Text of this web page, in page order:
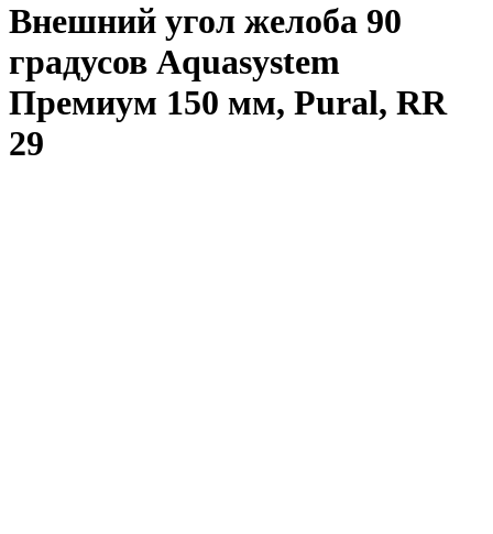
Внешний угол желоба 90
градусов Aquasystem
Премиум 150 мм, Pural, RR
29